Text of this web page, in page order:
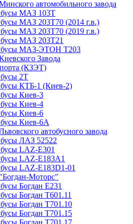
автомобильного завода
МАЗ 103Т
МАЗ 203Т70 (2014 г.в.)
МАЗ 203Т70 (2019 г.в.)
МАЗ 203Т21
МАЗ-ЭTOН T203
Завода
(КЗЭТ)
2Т
КТБ-1 (Киев-2)
Киев-3
Киев-4
Киев-6
Киев-6А
автобусного завода
ЛАЗ 52522
LAZ-E301
LAZ-Е183А1
LAZ-Е183D1-01
Моторс"
Богдан Е231
Богдан Т601.11
Богдан Т701.10
Богдан Т701.15
Богдан Т701.17